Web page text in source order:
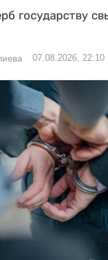
государству
07.08.2026, 22:10